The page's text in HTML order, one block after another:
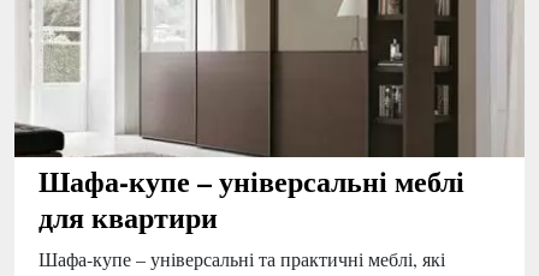
Шафа-купе – універсальні меблі
для квартири
Шафа-купе – універсальні та практичні меблі, які